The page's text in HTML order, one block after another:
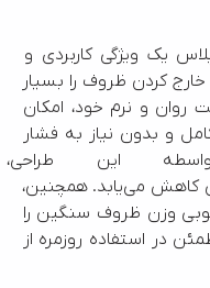
مسترپلاس یک ویژگی کاربردی و
کردن ظروف را بسیار
با حرکت روان و نرم خود، امکان
قفسه را به‌صورت کامل و بدون نیاز به فشار
زیاد فراهم می‌آورد.
آسان‌تر شده و خطر ریختن یا سوختگی کاهش می‌یابد. همچنین،
تلسکوپی دوام بالایی دارد و به‌خوبی وزن ظروف سنگین را
راحت و مطمئن در استفاده روزمره از